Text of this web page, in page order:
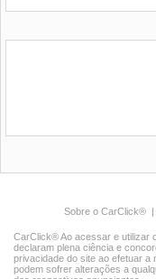
Sobre o CarClick® |
CarClick® Ao acessar e utilizar
declaram plena ciência e
privacidade do site ao efetuar
podem sofrer alterações a